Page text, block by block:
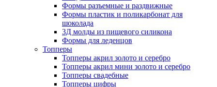
Формы разъемные и раздвижные
Формы пластик и поликарбонат для
шоколада
3Д молды из пищевого силикона
Формы для леденцов
Топперы
Топперы акрил золото и серебро
Топперы акрил мини золото и серебро
Топперы свадебные
Топперы цифры